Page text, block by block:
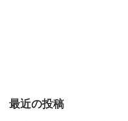
最近の投稿